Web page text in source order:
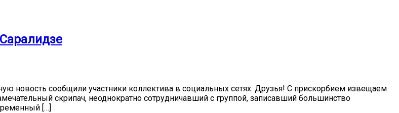
новость сообщили участники коллектива в социальных сетях. Друзья! С прискорбием извещаем
скрипач, неоднократно сотрудничавший с группой, записавший большинство
[…]